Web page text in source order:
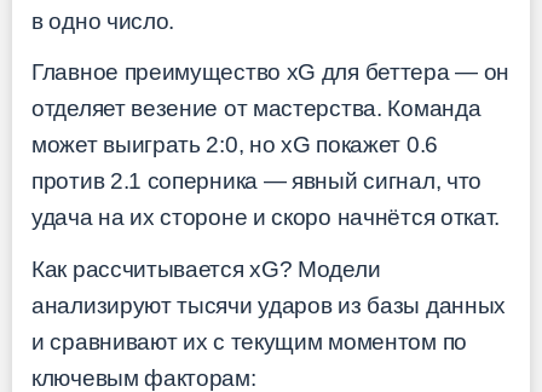
в одно число.
Главное преимущество xG для беттера — он
отделяет везение от мастерства. Команда
может выиграть 2:0, но xG покажет 0.6
против 2.1 соперника — явный сигнал, что
удача на их стороне и скоро начнётся откат.
Как рассчитывается xG? Модели
анализируют тысячи ударов из базы данных
и сравнивают их с текущим моментом по
ключевым факторам: